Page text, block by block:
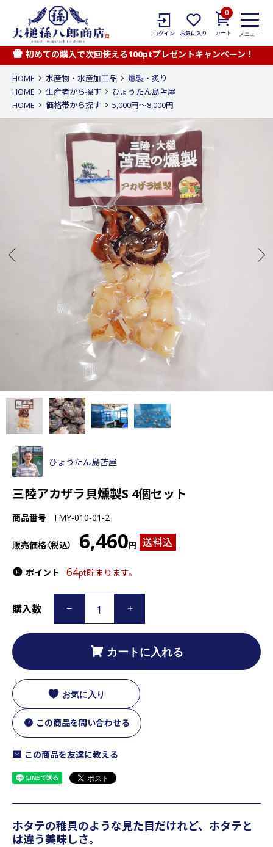
ログイン お気に入り
0
カート メニュー
初めての購入で次回使える100ptプレゼントキャンペーン！
HOME 水産物・水産加工品
燻製・炙り
HOME
生産者から探す
ひょうたん島苫屋
HOME
価格帯から探す 5,000円〜8,000円
ひょうたん島苫屋
三陸アカザラ貝燻製S 4個セット
商品番号 TMY-010-01-2
販売価格（税込） 6,460円 送料込
ポイント 64pt貯まります。
購入数
カートに入れる
お気に入り
この商品を問い合わせる
この商品を友達に教える
ホタテの稚貝のような見た目だけれど、ホタテと
は違う美味しさ。